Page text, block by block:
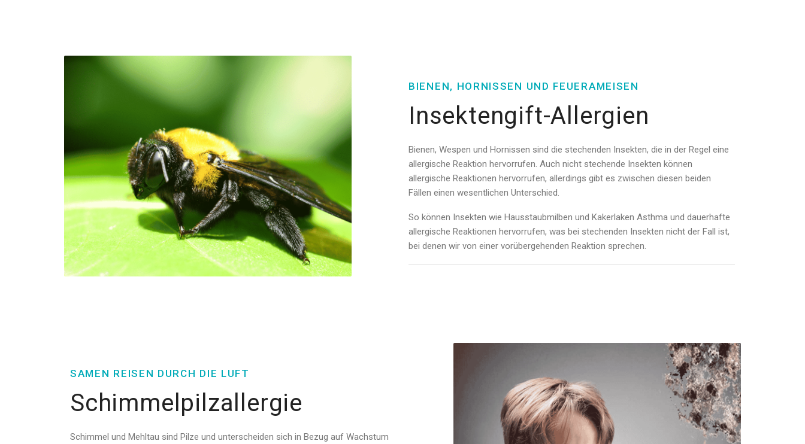
BIENEN, HORNISSEN UND FEUERAMEISEN
Insektengift-Allergien
Bienen, Wespen und Hornissen sind die stechenden Insekten, die in der Regel eine
allergische Reaktion hervorrufen. Auch nicht stechende Insekten können
allergische Reaktionen hervorrufen, allerdings gibt es zwischen diesen beiden
Fällen einen wesentlichen Unterschied.
So können Insekten wie Hausstaubmilben und Kakerlaken Asthma und dauerhafte
allergische Reaktionen hervorrufen, was bei stechenden Insekten nicht der Fall ist,
bei denen wir von einer vorübergehenden Reaktion sprechen.
SAMEN REISEN DURCH DIE LUFT
Schimmelpilzallergie
Schimmel und Mehltau sind Pilze und unterscheiden sich in Bezug auf Wachstum